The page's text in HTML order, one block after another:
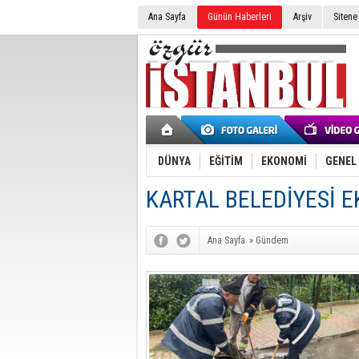
Ana Sayfa Günün Haberleri Arşiv
DÜNYA EĞİTİM EKONOMİ GENEL
KARTAL BELEDİYESİ
Ana Sayfa » Gündem